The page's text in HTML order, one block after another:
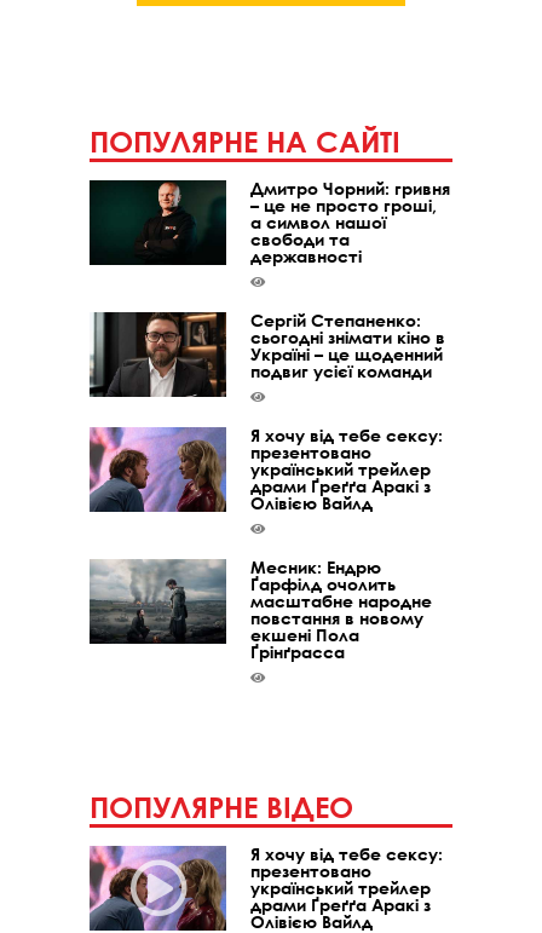
ПОПУЛЯРНЕ НА САЙТІ
Дмитро Чорний: гривня
– це не просто гроші,
а символ нашої
свободи та
державності
Сергій Степаненко:
сьогодні знімати кіно в
Україні – це щоденний
подвиг усієї команди
Я хочу від тебе сексу:
презентовано
український трейлер
драми Ґреґґа Аракі з
Олівією Вайлд
Месник: Ендрю
Ґарфілд очолить
масштабне народне
повстання в новому
екшені Пола
Ґрінґрасса
ПОПУЛЯРНЕ ВІДЕО
Я хочу від тебе сексу:
презентовано
український трейлер
драми Ґреґґа Аракі з
Олівією Вайлд